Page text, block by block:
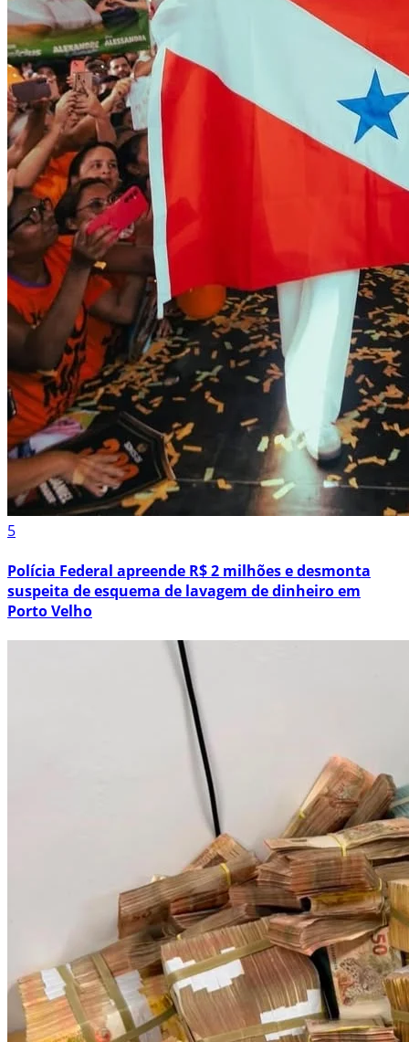
5
Polícia Federal apreende R$ 2 milhões e desmonta
suspeita de esquema de lavagem de dinheiro em
Porto Velho